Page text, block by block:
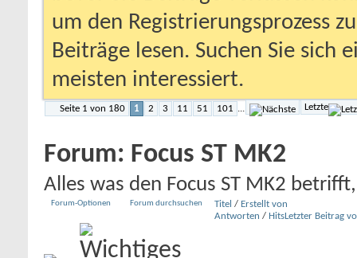
um den Registrierungsprozess
Beiträge lesen. Suchen Sie sich
meisten interessiert.
Seite 1 von 180 1 2 3 11 51 101 ... Letzte
Forum: Focus ST MK2
Alles was den Focus ST MK2
Forum-Optionen Forum durchsuchen Titel / Erstellt von
Antworten / HitsLetzter Beitrag